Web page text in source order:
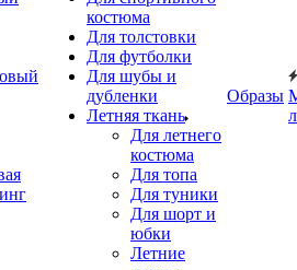
костюма
Для толстовки
Для футболки
Для шубы и
дубленки
Летняя ткань
Для летнего
костюма
Для топа
Для туники
Для шорт и
юбки
Летние
Образы